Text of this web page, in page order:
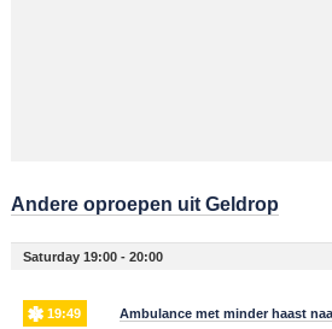
Andere oproepen uit Geldrop
Saturday 19:00 - 20:00
19:49 Ambulance met minder haast